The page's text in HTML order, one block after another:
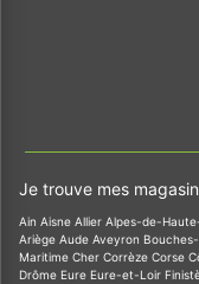
Je trouve mes
Ain Aisne Allier Alpes-de-
Ariège Aude Aveyron
Maritime Cher Corrèze Corse
Drôme Eure Eure-et-Loir